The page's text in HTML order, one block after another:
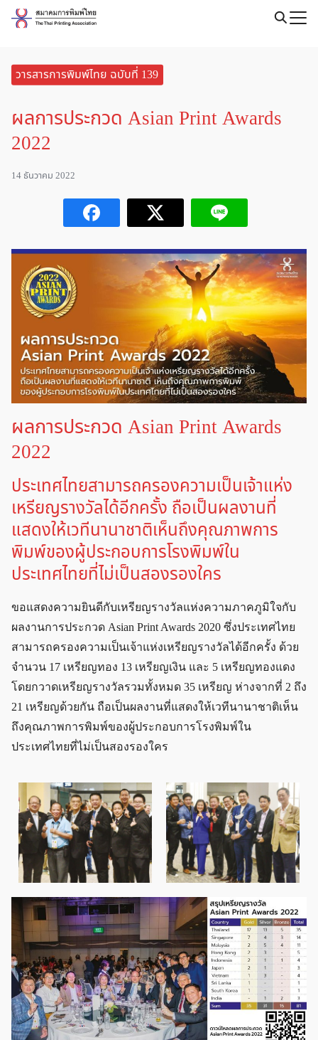
Skip
วารสารการพิมพ์ไทย ฉบับที่ 139
ผลการประกวด Asian Print Awards
2022
14 ธันวาคม 2022
ผลการประกวด Asian Print Awards
2022
ประเทศไทยสามารถครองความเป็นเจ้าแห่ง
เหรียญรางวัลได้อีกครั้ง ถือเป็นผลงานที่
แสดงให้เวทีนานาชาติเห็นถึงคุณภาพการ
พิมพ์ของผู้ประกอบการโรงพิมพ์ใน
ประเทศไทยที่ไม่เป็นสองรองใคร
ขอแสดงความยินดีกับเหรียญรางวัลแห่งความภาคภูมิใจกับ
ผลงานการประกวด Asian Print Awards 2020 ซึ่งประเทศไทย
สามารถครองความเป็นเจ้าแห่งเหรียญรางวัลได้อีกครั้ง ด้วย
จำนวน 17 เหรียญทอง 13 เหรียญเงิน และ 5 เหรียญทองแดง
โดยกวาดเหรียญรางวัลรวมทั้งหมด 35 เหรียญ ห่างจากที่ 2 ถึง
21 เหรียญด้วยกัน ถือเป็นผลงานที่แสดงให้เวทีนานาชาติเห็น
ถึงคุณภาพการพิมพ์ของผู้ประกอบการโรงพิมพ์ใน
ประเทศไทยที่ไม่เป็นสองรองใคร